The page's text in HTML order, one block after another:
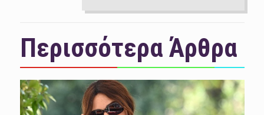
Περισσότερα Άρθρα